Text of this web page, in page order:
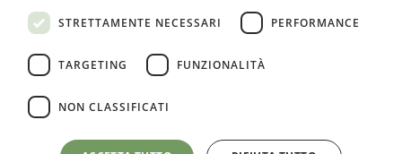
Paleoadvisor.net è un progetto di Francesca Pietrobon e
(RM) Italy – C.F. PTRFNC91T67l407X
STRETTAMENTE NECESSARI PERFORMANCE
TARGETING FUNZIONALITÀ
NON CLASSIFICATI